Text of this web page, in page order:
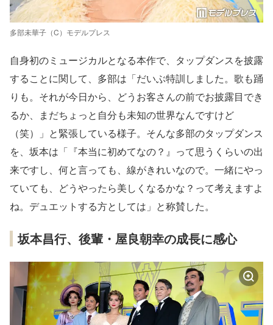
多部未華子（C）モデルプレス
自身初のミュージカルとなる本作で、タップダンスを披露
することに関して、多部は「だいぶ特訓しました。歌も踊
りも。それが今日から、どうお客さんの前でお披露目でき
るか、まだちょっと自分も未知の世界なんですけど
（笑）」と緊張している様子。そんな多部のタップダンス
を、坂本は「『本当に初めてなの？』って思うくらいの出
来ですし、何と言っても、線がきれいなので。一緒にやっ
ていても、どうやったら美しくなるかな？って考えますよ
ね。デュエットする方としては」と称賛した。
坂本昌行、後輩・屋良朝幸の成長に感心